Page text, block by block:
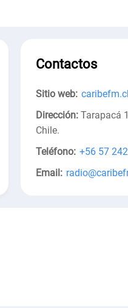
Contactos
Sitio web: caribefm.cl
Dirección: Tarapacá
Chile.
Teléfono: +56 57
Email: